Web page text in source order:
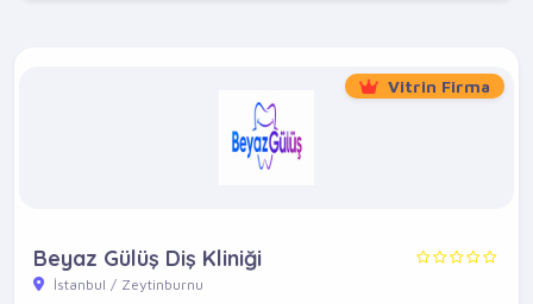
Vitrin Firma
Beyaz Gülüş Diş Kliniği
İstanbul / Zeytinburnu